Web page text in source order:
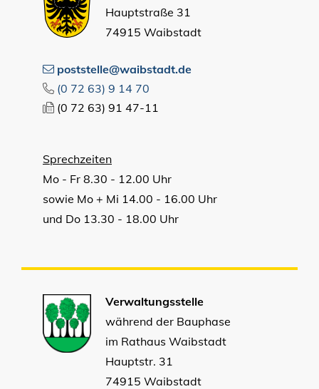
Hauptstraße 31
74915 Waibstadt
poststelle@waibstadt.de
(0 72 63) 9 14 70
(0 72 63) 91 47-11
Sprechzeiten
Mo - Fr 8.30 - 12.00 Uhr
sowie Mo + Mi 14.00 - 16.00 Uhr
und Do 13.30 - 18.00 Uhr
Verwaltungsstelle
während der Bauphase
im Rathaus Waibstadt
Hauptstr. 31
74915 Waibstadt